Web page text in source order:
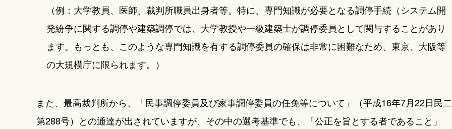
（例：大学教員、医師、裁判所職員出身者等。特に、専門知識が必要となる調停手続（システム開
発紛争に関する調停や建築調停では、大学教授や一級建築士が調停委員として関与することがあり
ます。もっとも、このような専門知識を有する調停委員の確保は非常に困難なため、東京、大阪等
の大規模庁に限られます。）
また、最高裁判所から、「民事調停委員及び家事調停委員の任免等について」（平成16年7月22日民二
第288号）との通達が出されていますが、その中の選考基準でも、「公正を旨とする者であること」